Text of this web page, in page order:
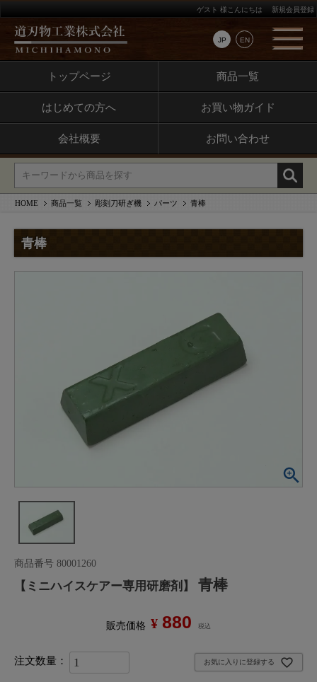
JP EN
ゲスト 様こんにちは 新規会員登録
トップページ 商品一覧
はじめての方へ お買い物ガイド
会社概要 お問い合わせ
HOME 商品一覧 彫刻刀研ぎ機 パーツ 青棒
青棒
商品番号 80001260
【ミニハイスケアー専用研磨剤】 青棒
販売価格 ¥ 880 税込
お気に入りに登録する